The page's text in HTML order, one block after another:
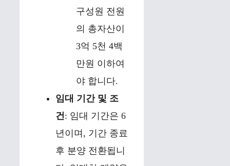
구성원 전원
의 총자산이
3억 5천 4백
만원 이하여
야 합니다.
임대 기간 및 조
건: 임대 기간은 6
년이며, 기간 종료
후 분양 전환됩니